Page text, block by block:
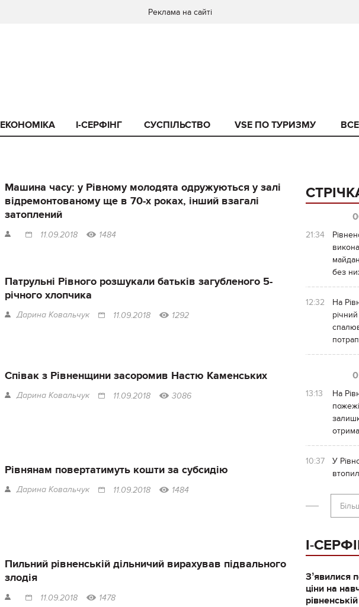
Реклама на сайті
ЕКОНОМІКА I-СЕРФІНГ СУСПІЛЬСТВО VSE ПО ТУРИЗМУ
Машина часу: у Рівному молодята одружуються у залі
відремонтованому ще в 70-х роках, інший взагалі
затоплений
11.09.2018 1484
Патрульні Рівного розшукали батьків загубленого 5-
річного хлопчика
Дарина Ковальчук 11.09.2018 1292
Співак з Рівненщини засоромив Настю Каменських
Дарина Ковальчук 11.09.2018 3086
Рівнянам повертатимуть кошти за субсидію
Дарина Ковальчук 11.09.2018 1484
Пильний рівненській дільничий вирахував підвального
злодія
11.09.2018 1478
21:34
без
12:32
На
13:13
На
10:37
У
І-
Зʼявилися
ціни на